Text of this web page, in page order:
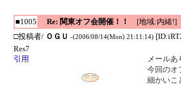
■1005
Re: 関東オフ会開催！！
[地域:内緒!]
□投稿者/ ＯＧＵ -(2006/08/14(Mon) 21:11:14)
Res7
引用
メールあ
今回のオ
細かいこ